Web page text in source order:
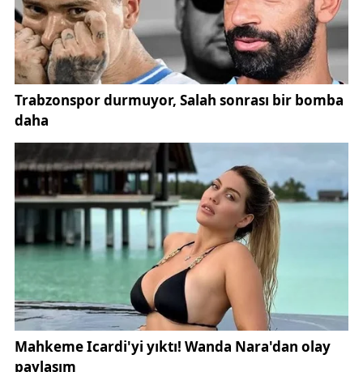
anlamda ülkemizin dört bir yanına yüzbinlerce konut
inşa edildiğini ve afetzedelere teslim edildiğini yine
büyük bir gururla görüyoruz. Gürün’de bildiğimiz
üzere 166 konut planlanmış bunlardan 86’sının
yapımı tamamlanmış ve noter kurasıyla hak sahipleri
kabulü de tamamlanmış durumda. Onların kuraları da
en kısa zamanda çekilecek. Her yeni yapıda
milletimizin iradesi, devletimizin gücü ve milletimizin
desteği vardır, milletimizin duası vardır. Gürünlü
hemşerilerimize yeni yuvalarına sağlık, mutluluk,
huzur getirmesini diliyorum. Afet zedelerimize, hak
sahiplerine tekrar hayırlı uğurlu olmasını diliyorum.
Sevdikleri ile huzur içinde oturmalarını diliyorum.
Rabbim her türlü afetlerden bizleri muhafaza
eylesin. Rabbim bir daha böyle acı günler bir daha